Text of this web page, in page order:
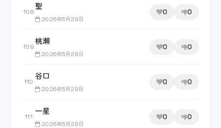
108
聖
2026年5月29日
0 0
109
桃瀬
2026年5月29日
0 0
110
谷口
2026年5月29日
0 0
111
一星
2026年5月29日
0 0